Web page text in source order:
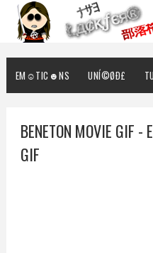
EM☺TIC☻NS UNÍ©ØÐ£
BENETON MOVIE GIF -
GIF